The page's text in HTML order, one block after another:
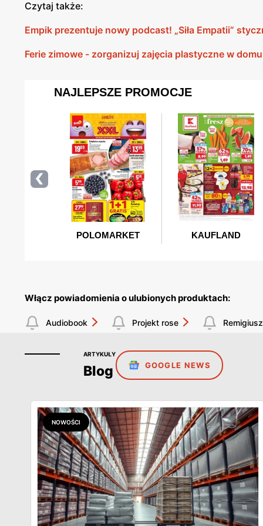
Czytaj także:
Empik prezentuje nowy podcast! „Siła Empatii”
Ferie zimowe - zorganizuj zajęcia plastyczne w
Włącz powiadomienia o ulubionych produktach:
Audiobook Projekt rose
ARTYKUŁY
Blog GOOGLE NEWS
NOWOŚCI